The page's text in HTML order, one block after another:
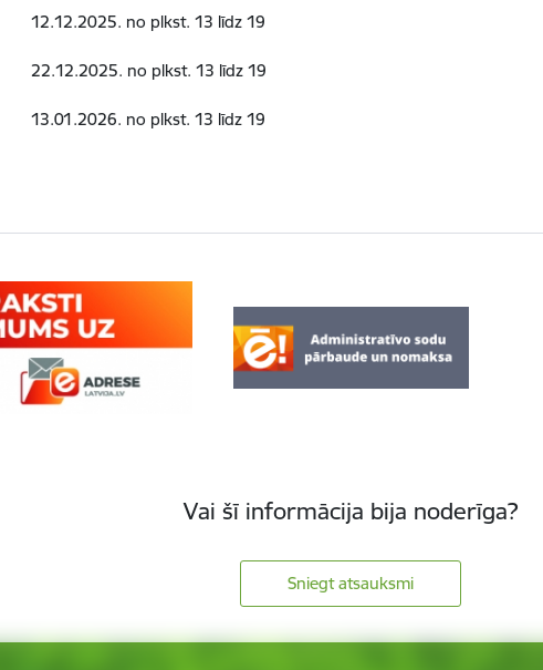
12.12.2025. no plkst. 13 līdz 19
22.12.2025. no plkst. 13 līdz 19
13.01.2026. no plkst. 13 līdz 19
Vai šī informācija bija noderīga?
Sniegt atsauksmi